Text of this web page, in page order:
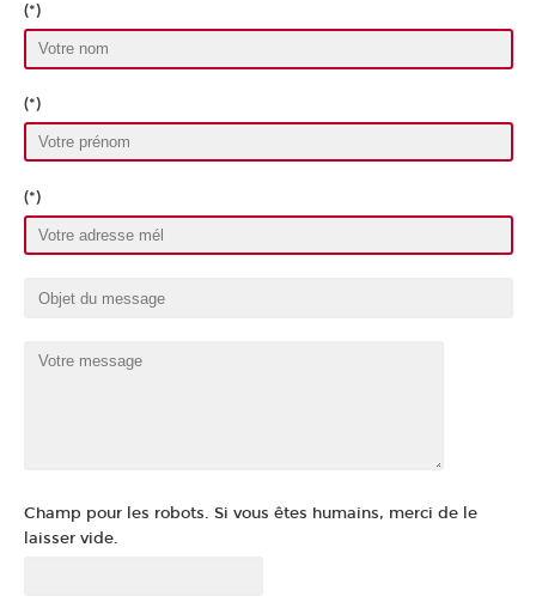
(*)
(*)
(*)
Champ pour les robots. Si vous êtes humains, merci de le
laisser vide.